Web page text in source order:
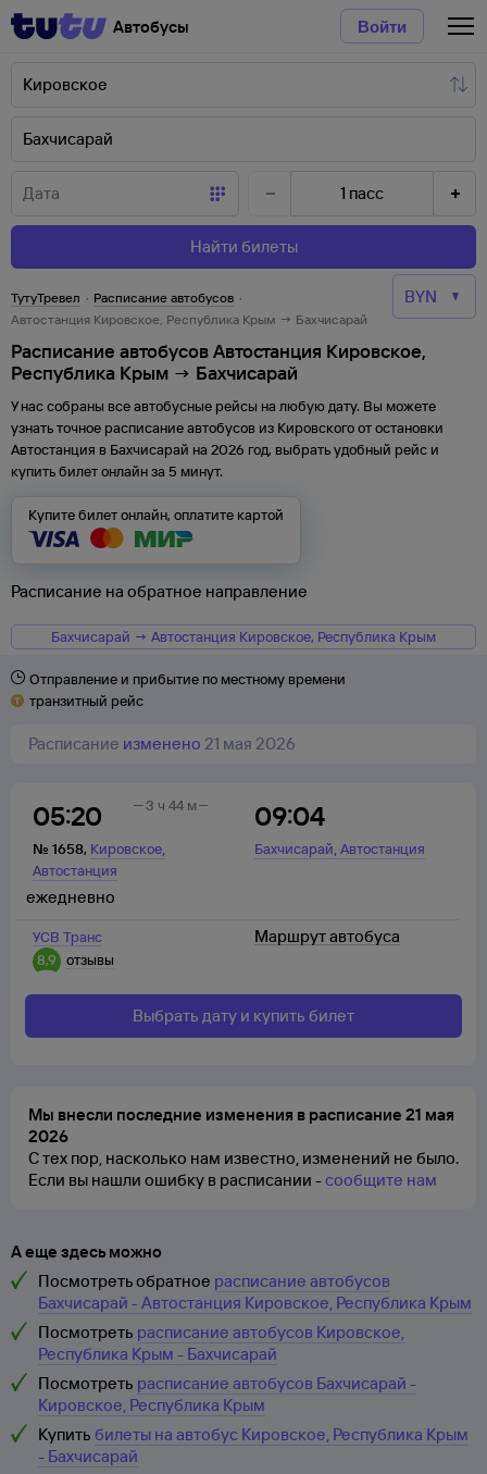
Автобусы Войти
1 пасс
Найти билеты
ТутуТревел · Расписание автобусов ·
Автостанция Кировское, Республика Крым → Бахчисарай
Расписание автобусов Автостанция Кировское,
Республика Крым → Бахчисарай
У нас собраны все автобусные рейсы на любую дату. Вы можете
узнать точное расписание автобусов из Кировскогоотостановки
Автостанция в Бахчисарай на 2026 год, выбрать удобный рейс и
купить билет онлайн за 5 минут.
Купите билет онлайн, оплатите картой
Расписание на обратное направление
Бахчисарай → Автостанция Кировское, Республика Крым
Отправление и прибытие по местному времени
транзитный рейс
Расписание изменено 21 мая 2026
05:20
№ 1658, Кировское,
Автостанция
09:04
Бахчисарай,Автостанция
3 ч 44 м
УСВ Транс
8,9
отзывы
ежедневно
Маршрут автобуса
Выбрать дату и купить билет
Мы внесли последние изменения в расписание 21 мая
2026
С тех пор, насколько нам известно, изменений не было.
Если вы нашли ошибку в расписании -сообщите нам
А еще здесь можно
Посмотреть обратное расписание автобусов
Бахчисарай - Автостанция Кировское, Республика Крым
Посмотреть расписание автобусов Кировское,
Республика Крым - Бахчисарай
Посмотреть расписание автобусов Бахчисарай -
Кировское, Республика Крым
Купить билеты на автобус Кировское, Республика Крым
- Бахчисарай